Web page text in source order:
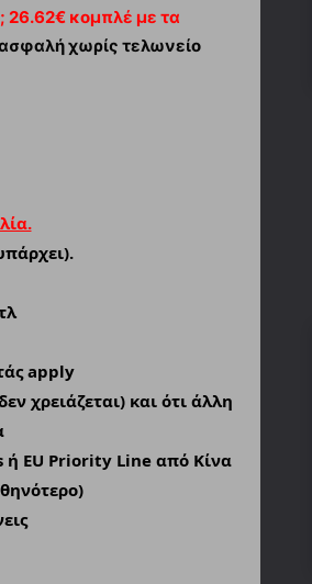
26.62€ κομπλέ με τα
χωρίς τελωνείο
apply
χρειάζεται) και ότι άλλη
ή EU Priority Line από Κίνα